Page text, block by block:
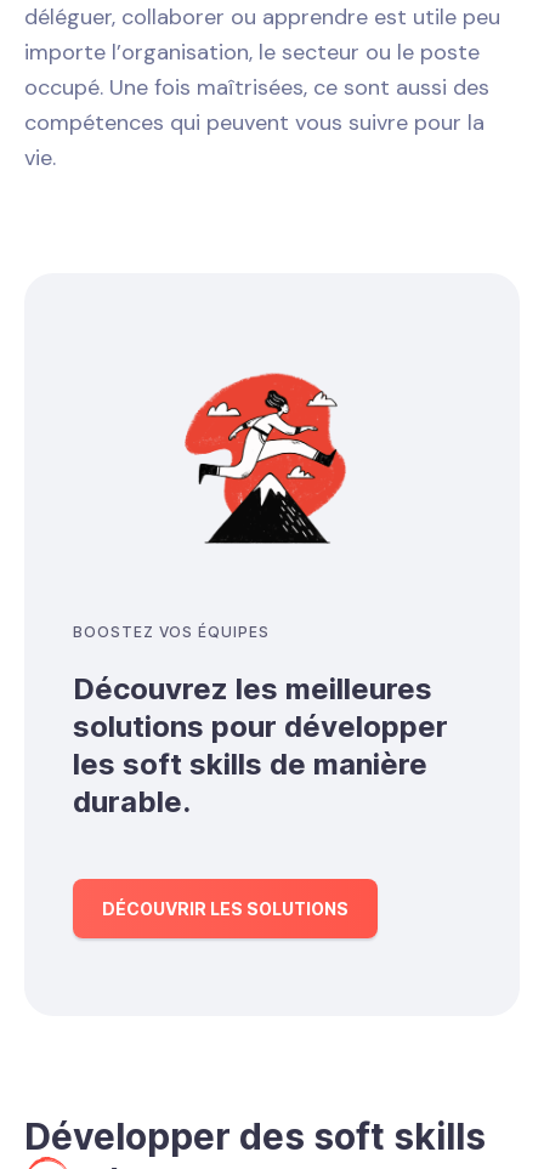
déléguer, collaborer ou apprendre est utile peu
importe l’organisation, le secteur ou le poste
occupé. Une fois maîtrisées, ce sont aussi des
compétences qui peuvent vous suivre pour la
vie.
BOOSTEZ VOS ÉQUIPES
Découvrez les meilleures
solutions pour développer
les soft skills de manière
durable.
DÉCOUVRIR LES SOLUTIONS
Développer des soft skills